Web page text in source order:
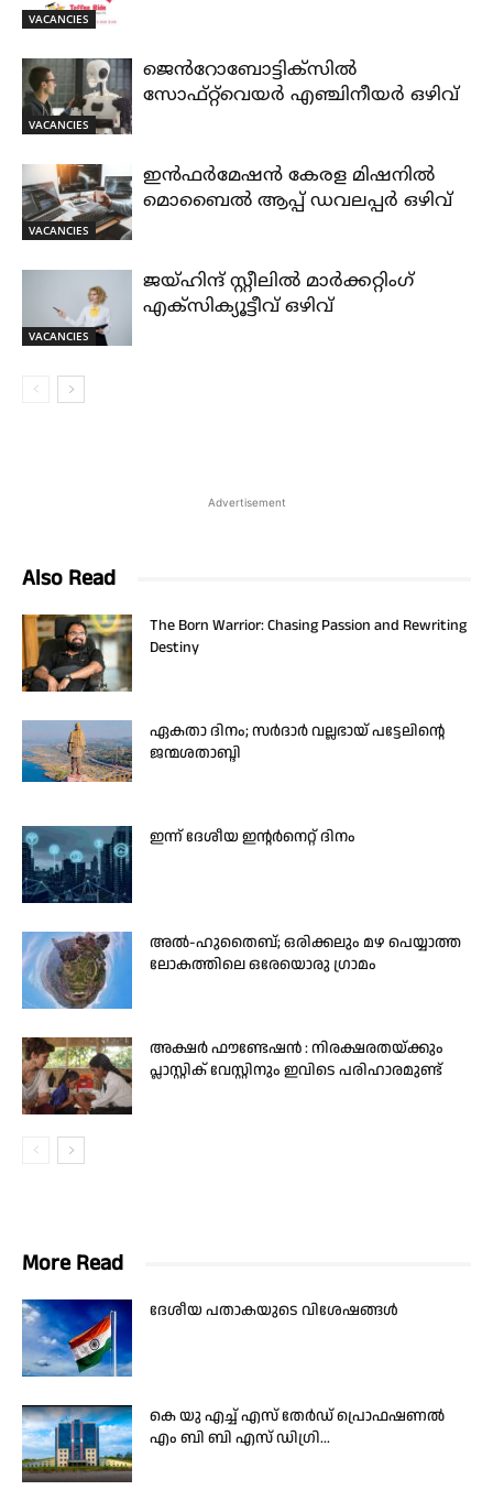
VACANCIES
VACANCIES
ജെൻറോബോട്ടിക്സിൽ
സോഫ്റ്റ്‌വെയർ എഞ്ചിനീയർ ഒഴിവ്
VACANCIES
ഇൻഫർമേഷൻ കേരള മിഷനിൽ
മൊബൈൽ ആപ്പ് ഡവലപ്പർ ഒഴിവ്
VACANCIES
ജയ്‌ഹിന്ദ്‌ സ്റ്റീലിൽ മാർക്കറ്റിംഗ്
എക്സിക്യൂട്ടീവ് ഒഴിവ്
Advertisement
Also Read
The Born Warrior: Chasing Passion and Rewriting
Destiny
ഏകതാ ദിനം; സർദാർ വല്ലഭായ് പട്ടേലിന്റെ
ജന്മശതാബ്ദി
ഇന്ന് ദേശീയ ഇന്റർനെറ്റ് ദിനം
അൽ-ഹുതൈബ്; ഒരിക്കലും മഴ പെയ്യാത്ത
ലോകത്തിലെ ഒരേയൊരു ഗ്രാമം
അക്ഷർ ഫൗണ്ടേഷൻ : നിരക്ഷരതയ്ക്കും
പ്ലാസ്റ്റിക് വേസ്റ്റിനും ഇവിടെ പരിഹാരമുണ്ട്
More Read
ദേശീയ പതാകയുടെ വിശേഷങ്ങൾ
കെ യു എച്ച് എസ് തേർഡ് പ്രൊഫഷണൽ
എം ബി ബി എസ് ഡിഗ്രി...